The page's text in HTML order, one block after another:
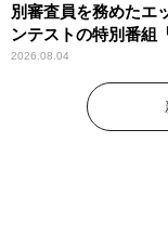
別審査員を務めたエ
ンテストの特別番組
なたに伝えたいこと」
2026.08.04